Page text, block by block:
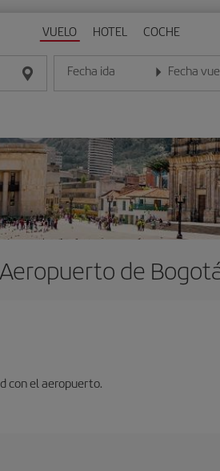
VUELO HOTEL COCHE
Fecha ida
Introduce la fecha en formato día/
Fecha
Introduce la
Aeropuerto de
con el aeropuerto.